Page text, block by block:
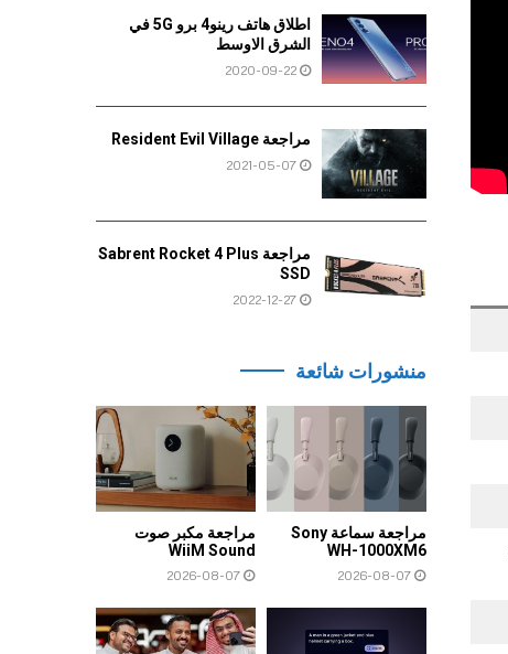
اطلاق هاتف رينو4 برو 5G في
الشرق الاوسط
2020-09-22
مراجعة Resident Evil Village
2021-05-07
مراجعة Sabrent Rocket 4 Plus
SSD
2022-12-27
منشورات شائعة
مراجعة سماعة Sony
WH-1000XM6
2026-08-07
مراجعة مكبر صوت
WiiM Sound
2026-08-07